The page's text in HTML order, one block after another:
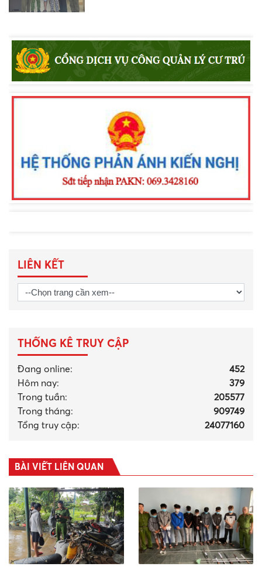
thông, phòng chống đuối nước và
trợ
phường Nam Gia Nghĩa trong đấu
tranh phòng, chống tội phạm
LIÊN KẾT
THỐNG KÊ TRUY CẬP
Đang online:
452
Hôm nay:
379
Trong tuần:
205577
Trong tháng:
909749
Tổng truy cập:
24077160
BÀI VIẾT LIÊN QUAN